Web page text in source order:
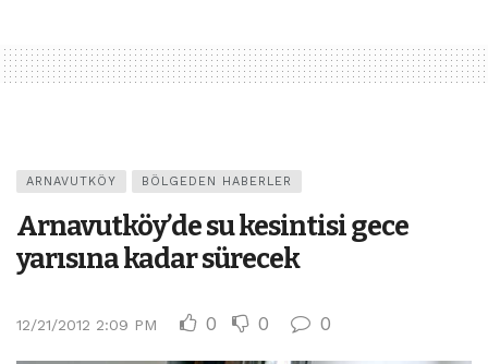
ARNAVUTKÖY BÖLGEDEN HABERLER
Arnavutköy’de su kesintisi gece
yarısına kadar sürecek
12/21/2012 2:09 PM 0 0 0